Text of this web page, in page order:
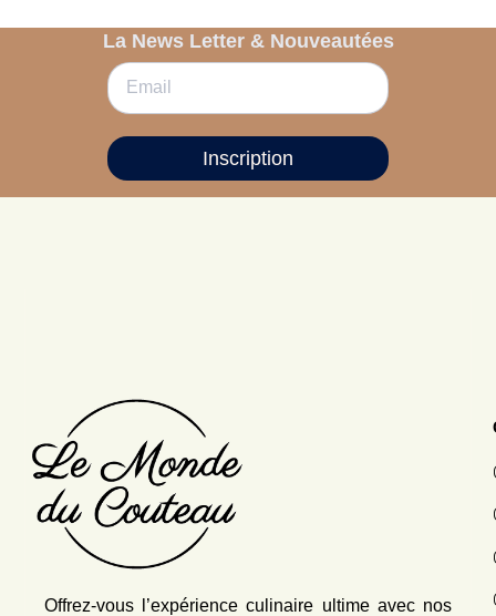
La News Letter & Nouveautées
Inscription
Offrez-vous l’expérience culinaire ultime avec nos